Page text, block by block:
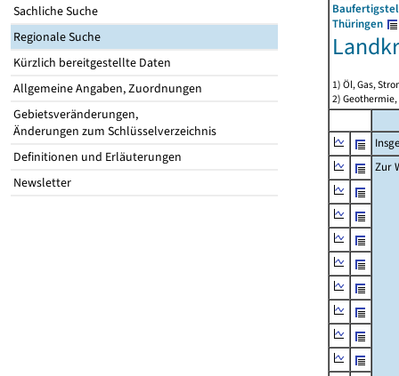
Sachliche Suche
Regionale Suche
Kürzlich bereitgestellte Daten
Allgemeine Angaben, Zuordnungen
Gebietsveränderungen,
Änderungen zum Schlüsselverzeichnis
Definitionen und Erläuterungen
Newsletter
Thüringen
1) Öl, Gas,
2)
Zur